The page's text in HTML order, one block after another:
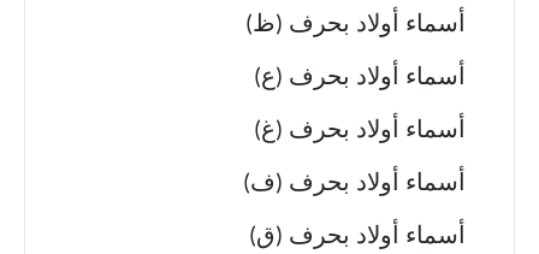
أسماء أولاد بحرف (ظ)
أسماء أولاد بحرف (ع)
أسماء أولاد بحرف (غ)
أسماء أولاد بحرف (ف)
أسماء أولاد بحرف (ق)